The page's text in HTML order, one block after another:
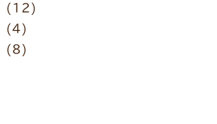
(12)
(4)
(8)